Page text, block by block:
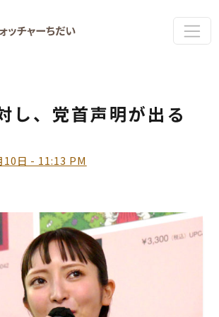
し、党首声明が出る
10日 - 11:13 PM